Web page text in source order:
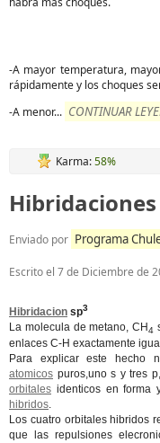
-A mayor temperatura,
rápidamente y los choques
-A menor... CONTINUAR
Karma:58%
Hibridaciones
Enviado por Programa
Escrito el 7 de Diciembre de
Hibridacion sp3
La molecula de metano, CH4
enlaces C-H exactamente
Para explicar este hecho
atomicos puros,uno s y tres
orbitales identicos en forma
hibridos.
Los cuatro orbitales hibridos
que las repulsiones